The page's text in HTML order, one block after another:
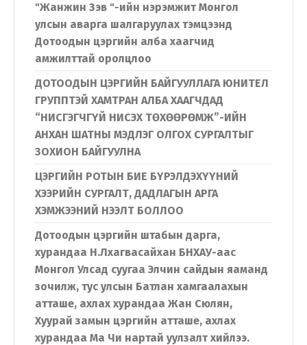
"Жанжин Зэв "-ийн нэрэмжит Монгол
улсын аварга шалгаруулах тэмцээнд
Дотоодын цэргийн алба хаагчид
амжилттай оролцлоо
ДОТООДЫН ЦЭРГИЙН БАЙГУУЛЛАГА ЮНИТЕЛ
ГРУППТЭЙ ХАМТРАН АЛБА ХААГЧДАД
“НИСГЭГЧГҮЙ НИСЭХ ТӨХӨӨРӨМЖ”-ИЙН
АНХАН ШАТНЫ МЭДЛЭГ ОЛГОХ СУРГАЛТЫГ
ЗОХИОН БАЙГУУЛНА
ЦЭРГИЙН РОТЫН БИЕ БҮРЭЛДЭХҮҮНИЙ
ХЭЭРИЙН СУРГАЛТ, ДАДЛАГЫН АРГА
ХЭМЖЭЭНИЙ НЭЭЛТ БОЛЛОО
Дотоодын цэргийн штабын дарга,
хурандаа Н.Лхагвасайхан БНХАУ-аас
Монгол Улсад суугаа Элчин сайдын яаманд
зочилж, тус улсын Батлан хамгаалахын
атташе, ахлах хурандаа Жан Сюлян,
Хуурай замын цэргийн атташе, ахлах
хурандаа Ма Чи нартай уулзалт хийлээ.